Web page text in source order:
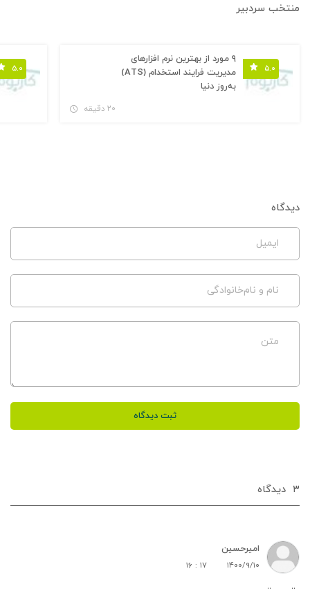
منتخب سردبیر
۵.۰
۹ مورد از بهترین نرم افزارهای
مدیریت فرایند استخدام (ATS)
به‌روز دنیا
۲۰ دقیقه
۵.۰
دیدگاه
ایمیل
نام و نام‌خانوادگی
متن
ثبت دیدگاه
۳ دیدگاه‌
امیرحسین
۱۴۰۰/۹/۱۰ ۱۶ : ۱۷